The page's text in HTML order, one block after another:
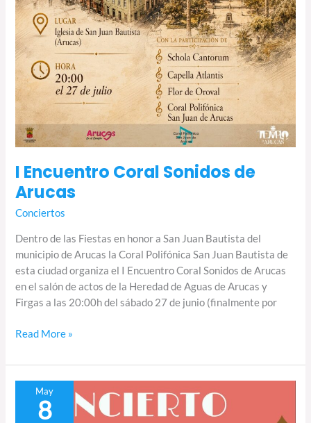
I Encuentro Coral Sonidos de
Arucas
Conciertos
Dentro de las Fiestas en honor a San Juan Bautista del
municipio de Arucas la Coral Polifónica San Juan Bautista de
esta ciudad organiza el I Encuentro Coral Sonidos de Arucas
en el salón de actos de la Heredad de Aguas de Arucas y
Firgas a las 20:00h del sábado 27 de junio (finalmente por
Read More »
May
8
Corales